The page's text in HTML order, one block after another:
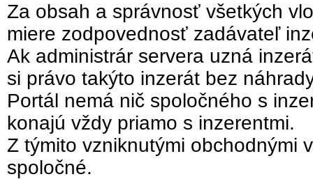
Za obsah a správnosť všetkých
miere zodpovednosť zadávateľ
Ak administrár servera uzná
si právo takýto inzerát bez
Portál nemá nič spoločného s
konajú vždy priamo s inzerentmi.
Z týmito vzniknutými obchodnými
spoločné.